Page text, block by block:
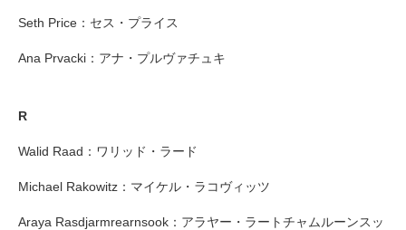
Seth Price：セス・プライス
Ana Prvacki：アナ・プルヴァチュキ
R
Walid Raad：ワリッド・ラード
Michael Rakowitz：マイケル・ラコヴィッツ
Araya Rasdjarmrearnsook：アラヤー・ラートチャムルーンスッ